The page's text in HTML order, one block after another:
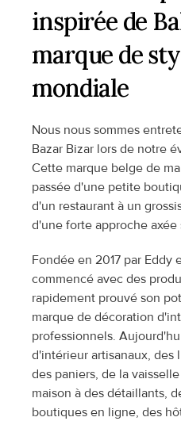
inspirée de
marque de
mondiale
Nous nous sommes
Bazar Bizar lors de notre
Cette marque belge de
passée d'une petite
d'un restaurant à un
d'une forte approche
Fondée en 2017 par Eddy
commencé avec des
rapidement prouvé son
marque de décoration
professionnels.
d'intérieur artisanaux, des
des paniers, de la
maison à des détaillants,
boutiques en ligne, des